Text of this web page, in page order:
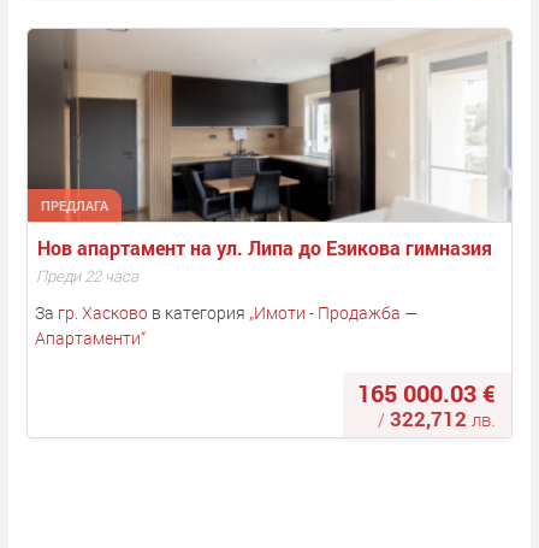
ПРЕДЛАГА
Нов апартамент на ул. Липа до Езикова гимназия
Преди 22 часа
За гр. Хасковов категория „Имоти - Продажба —
Апартаменти“
165 000.03 €
/322,712 лв.